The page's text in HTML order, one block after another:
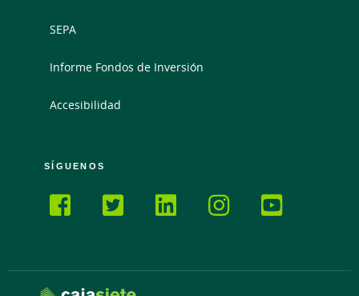
SEPA
Informe Fondos de Inversión
Accesibilidad
SÍGUENOS